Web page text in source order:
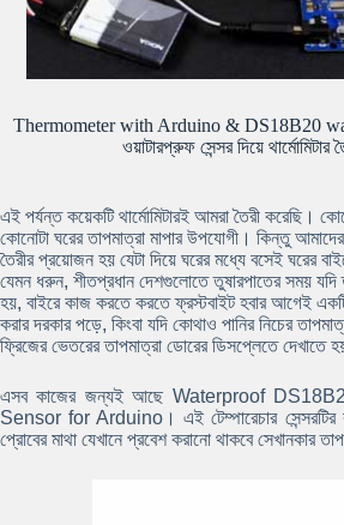
Thermometer with Arduino & DS18B20
ওয়াটারপ্রুফ সেন্সর দিয়ে থার্মোমিটার
এই পর্যন্ত কয়েকটি থার্মোমিটারই আমরা তৈরী করেছি।
কোনোটা ঘরের তাপমাত্রা মাপার উপযোগী। কিন্তু আমাদের
তৈরীর প্রয়োজন হয় যেটা দিয়ে ঘরের মধ্যে বসেই ঘরের
যেমন ধরুন, শীতপ্রধান দেশগুলোতে তুষারপাতের সময় যদি
হয়, বাইরে কাজ করতে করতে ফ্রস্টবাইট হবার আগেই
করার দরকার পড়ে, কিংবা যদি কোথাও পানির নিচের
ফ্রিজের ভেতরের তাপমাত্রা ডোরের ডিসপ্লেতে দেখাতে
এসব কাজের জন্যই আছে Waterproof
Sensor for Arduino। এই টেম্পারেচার সেন্সরটির
প্রোবের মাথা যেখানে প্রবেশ করানো থাকবে সেখানকার